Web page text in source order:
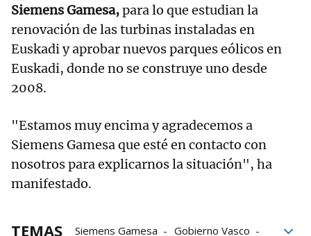
Siemens Gamesa,para lo que estudian la
renovación de las turbinas instaladas en
Euskadi y aprobar nuevos parques eólicos en
Euskadi, donde no se construye uno desde
2008.
"Estamos muy encima y agradecemos a
Siemens Gamesa que esté en contacto con
nosotros para explicarnos la situación", ha
manifestado.
TEMAS Siemens Gamesa
Gobierno Vasco